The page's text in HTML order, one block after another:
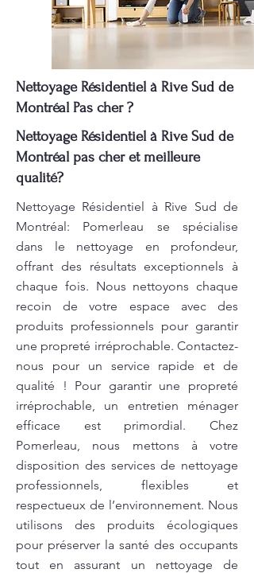
Nettoyage Résidentiel à Rive Sud de
Montréal Pas cher ?
Nettoyage Résidentiel à Rive Sud de
Montréal pas cher et meilleure
qualité?
Nettoyage Résidentiel à Rive Sud de
Montréal: Pomerleau se spécialise
dans le nettoyage en profondeur,
offrant des résultats exceptionnels à
chaque fois. Nous nettoyons chaque
recoin de votre espace avec des
produits professionnels pour garantir
une propreté irréprochable. Contactez-
nous pour un service rapide et de
qualité ! Pour garantir une propreté
irréprochable, un entretien ménager
efficace est primordial. Chez
Pomerleau, nous mettons à votre
disposition des services de nettoyage
professionnels, flexibles et
respectueux de l’environnement. Nous
utilisons des produits écologiques
pour préserver la santé des occupants
tout en assurant un nettoyage de